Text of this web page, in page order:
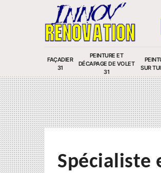
FAÇADIER
31
PEINTURE ET
DÉCAPAGE DE VOLET
31
SUR
Spécialiste